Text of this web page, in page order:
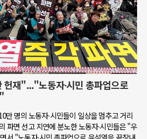
재"..."노동자∙시민 총파업으로
만 명의 노동자∙시민들이 일상을 멈추고 거리
파면 선고 지연에 분노한 노동자∙시민들은 "우